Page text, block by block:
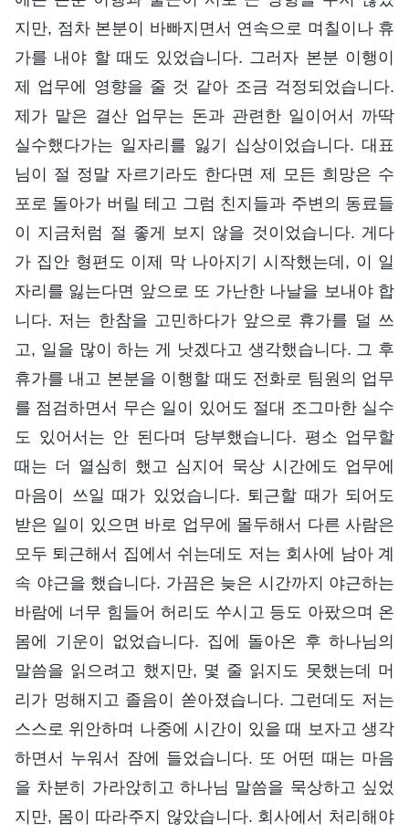
지만, 점차 본분이 바빠지면서 연속으로 며칠이나 휴
가를 내야 할 때도 있었습니다. 그러자 본분 이행이
제 업무에 영향을 줄 것 같아 조금 걱정되었습니다.
제가 맡은 결산 업무는 돈과 관련한 일이어서 까딱
실수했다가는 일자리를 잃기 십상이었습니다. 대표
님이 절 정말 자르기라도 한다면 제 모든 희망은 수
포로 돌아가 버릴 테고 그럼 친지들과 주변의 동료들
이 지금처럼 절 좋게 보지 않을 것이었습니다. 게다
가 집안 형편도 이제 막 나아지기 시작했는데, 이 일
자리를 잃는다면 앞으로 또 가난한 나날을 보내야 합
니다. 저는 한참을 고민하다가 앞으로 휴가를 덜 쓰
고, 일을 많이 하는 게 낫겠다고 생각했습니다. 그 후
휴가를 내고 본분을 이행할 때도 전화로 팀원의 업무
를 점검하면서 무슨 일이 있어도 절대 조그마한 실수
도 있어서는 안 된다며 당부했습니다. 평소 업무할
때는 더 열심히 했고 심지어 묵상 시간에도 업무에
마음이 쓰일 때가 있었습니다. 퇴근할 때가 되어도
받은 일이 있으면 바로 업무에 몰두해서 다른 사람은
모두 퇴근해서 집에서 쉬는데도 저는 회사에 남아 계
속 야근을 했습니다. 가끔은 늦은 시간까지 야근하는
바람에 너무 힘들어 허리도 쑤시고 등도 아팠으며 온
몸에 기운이 없었습니다. 집에 돌아온 후 하나님의
말씀을 읽으려고 했지만, 몇 줄 읽지도 못했는데 머
리가 멍해지고 졸음이 쏟아졌습니다. 그런데도 저는
스스로 위안하며 나중에 시간이 있을 때 보자고 생각
하면서 누워서 잠에 들었습니다. 또 어떤 때는 마음
을 차분히 가라앉히고 하나님 말씀을 묵상하고 싶었
지만, 몸이 따라주지 않았습니다. 회사에서 처리해야